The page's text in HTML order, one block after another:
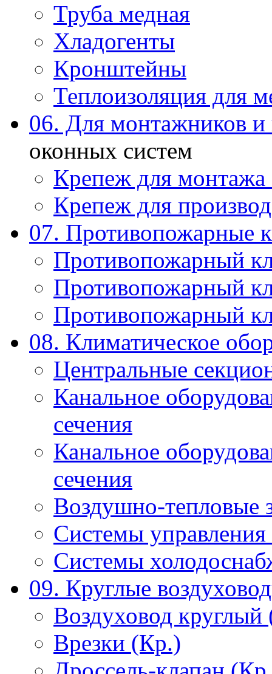
Труба медная
Хладогенты
Кронштейны
Теплоизоляция для
06. Для монтажников и
оконных систем
Крепеж для монтажа
Крепеж для
07. Противопожарные
Противопожарный
Противопожарный
Противопожарный
08. Климатическое
Центральные
Канальное
сечения
Канальное
сечения
Воздушно-тепловые
Системы
Системы
09. Круглые
Воздуховод
Врезки (Кр.)